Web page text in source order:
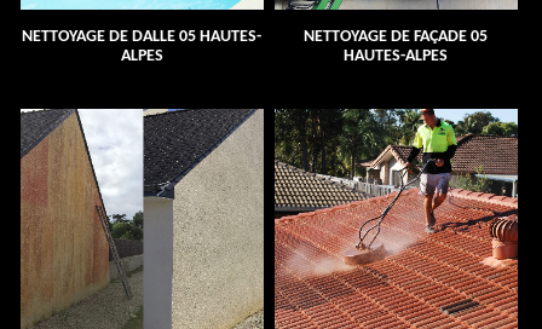
NETTOYAGE DE DALLE 05 HAUTES-
ALPES
NETTOYAGE DE FAÇADE 05
HAUTES-ALPES